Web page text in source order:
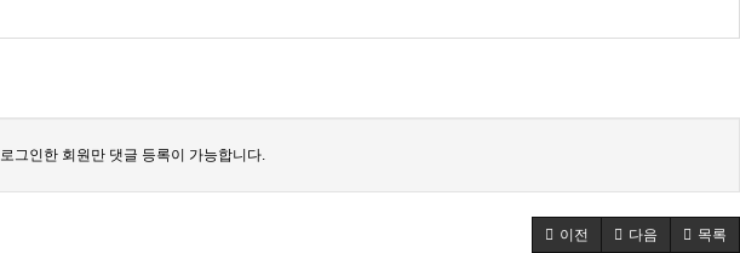
로그인한 회원만 댓글 등록이 가능합니다.
이전 다음 목록